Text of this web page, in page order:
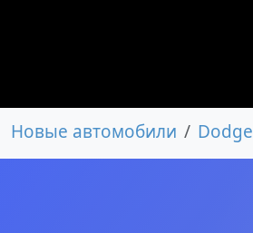
Новые автомобили Dodge